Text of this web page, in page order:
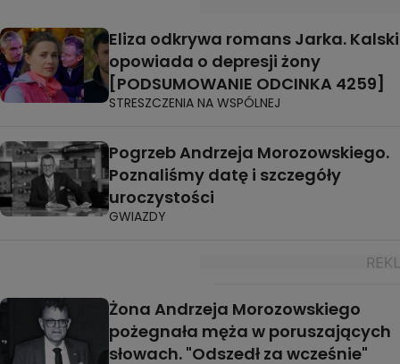
Eliza odkrywa romans Jarka. Kalski
opowiada o depresji żony
[PODSUMOWANIE ODCINKA 4259]
STRESZCZENIA NA WSPÓLNEJ
Pogrzeb Andrzeja Morozowskiego.
Poznaliśmy datę i szczegóły
uroczystości
GWIAZDY
Żona Andrzeja Morozowskiego
pożegnała męża w poruszających
słowach. "Odszedł za wcześnie"